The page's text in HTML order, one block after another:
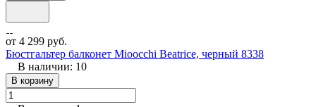
от 4 299 руб.
Бюстгальтер балконет Mioocchi Beatrice, черный 8338
В наличии: 10
В корзину